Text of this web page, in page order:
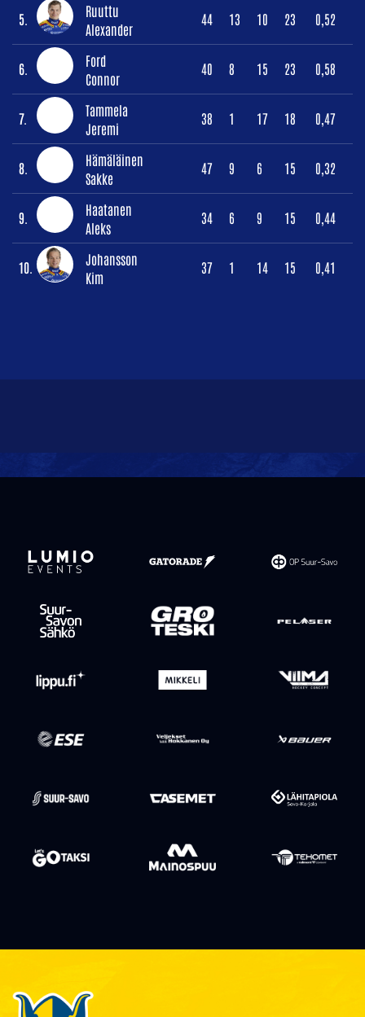
5.
Ruuttu
Alexander
44 13 10 23 0,52
6.
Ford
Connor
40 8 15 23 0,58
7.
Tammela
Jeremi
38 1 17 18 0,47
8.
Hämäläinen
Sakke
47 9 6 15 0,32
9.
Haatanen
Aleks
34 6 9 15 0,44
10.
Johansson
Kim
37 1 14 15 0,41